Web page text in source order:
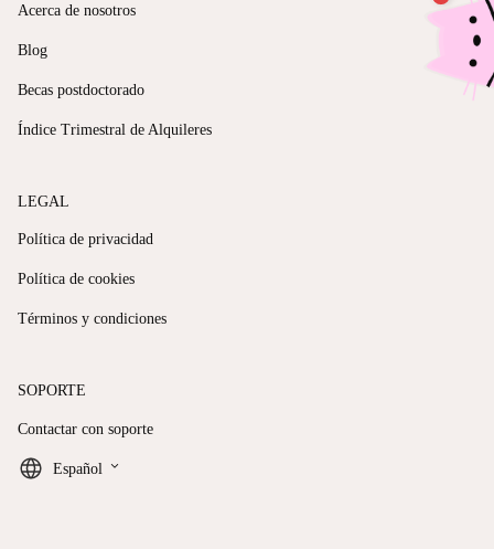
Acerca de nosotros
Blog
Becas postdoctorado
Índice Trimestral de Alquileres
LEGAL
Política de privacidad
Política de cookies
Términos y condiciones
SOPORTE
Contactar con soporte
Español keyboard_arrow_down